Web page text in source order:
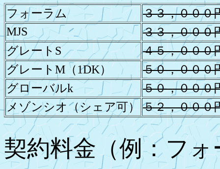
フォーラム
３３，０００
MJS
３３，０００
グレートS
４５，０００
グレートM（1DK）
５０，０００
グローバルk
５０，０００
メゾンシオ（シェア可）
５２，０００
契約料金（例：フォ